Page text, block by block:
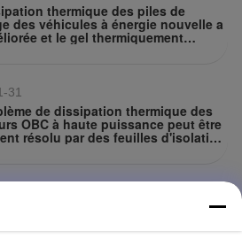
thermique des piles de
des véhicules à énergie nouvelle a
et le gel thermiquement
à deux composants de TIF est
31
de dissipation thermique des
OBC à haute puissance peut être
résolu par des feuilles d'isolation